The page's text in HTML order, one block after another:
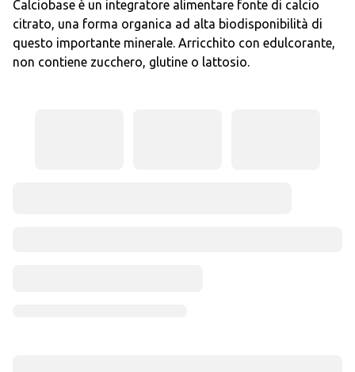
Calciobase è un integratore alimentare fonte di calcio
citrato, una forma organica ad alta biodisponibilità di
questo importante minerale. Arricchito con edulcorante,
non contiene zucchero, glutine o lattosio.